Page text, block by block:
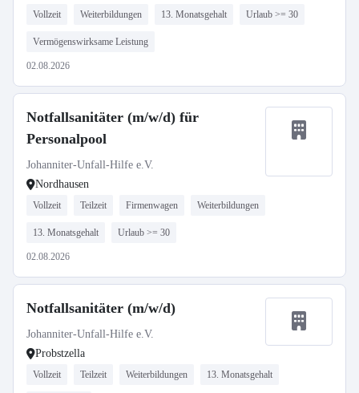
Vollzeit Weiterbildungen 13. Monatsgehalt Urlaub >= 30
Vermögenswirksame Leistung
02.08.2026
Notfallsanitäter (m/w/d) für
Personalpool
Johanniter-Unfall-Hilfe e.V.
Nordhausen
Vollzeit Teilzeit Firmenwagen Weiterbildungen
13. Monatsgehalt Urlaub >= 30
02.08.2026
Notfallsanitäter (m/w/d)
Johanniter-Unfall-Hilfe e.V.
Probstzella
Vollzeit Teilzeit Weiterbildungen 13. Monatsgehalt